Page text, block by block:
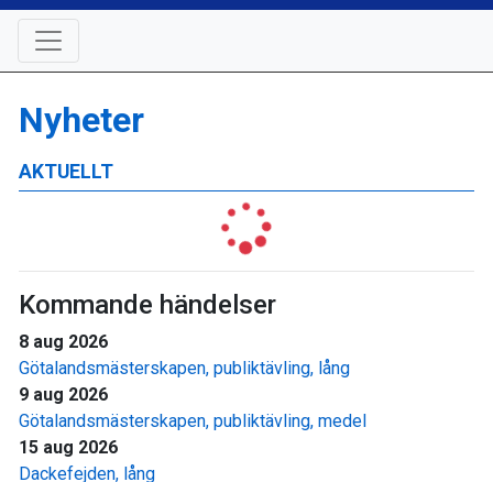
AKTUELLT
Kommande händelser
8 aug 2026
Götalandsmästerskapen, publiktävling, lång
9 aug 2026
Götalandsmästerskapen, publiktävling, medel
15 aug 2026
Dackefejden, lång
Nyheter